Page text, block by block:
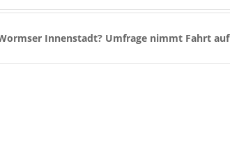
Innenstadt? Umfrage nimmt Fahrt auf